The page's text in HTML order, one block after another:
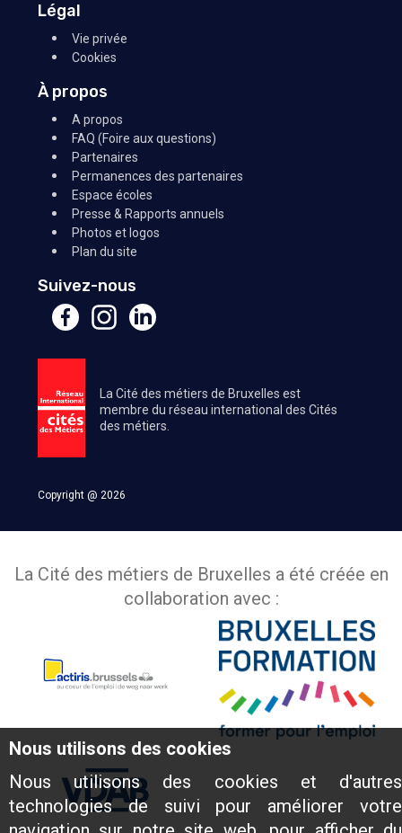
Nous utilisons des cookies
Nous utilisons des cookies et d'autres
technologies de suivi pour améliorer votre
Légal
Vie privée
Cookies
À propos
A propos
FAQ (Foire aux questions)
Partenaires
Permanences des partenaires
Espace écoles
Presse & Rapports annuels
Photos et logos
Plan du site
Suivez-nous
La Cité des métiers de Bruxelles est
membre du réseau international des Cités
des métiers.
Copyright @ 2026
La Cité des métiers de Bruxelles a été créée en
collaboration avec :